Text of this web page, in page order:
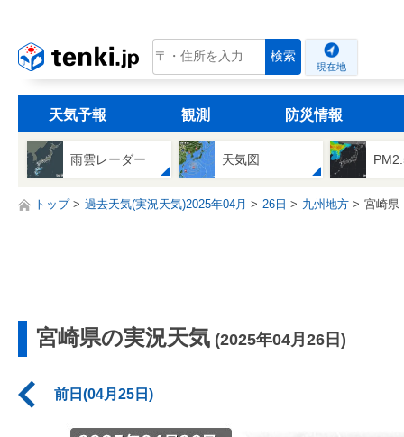
tenki.jp 検索
現在地
天気予報 観測 防災情報
雨雲レーダー 天気図
トップ 過去天気(実況天気)2025年04月 26日 九州地方 宮崎県
宮崎県の実況天気 (2025年04月26日)
前日(04月25日)